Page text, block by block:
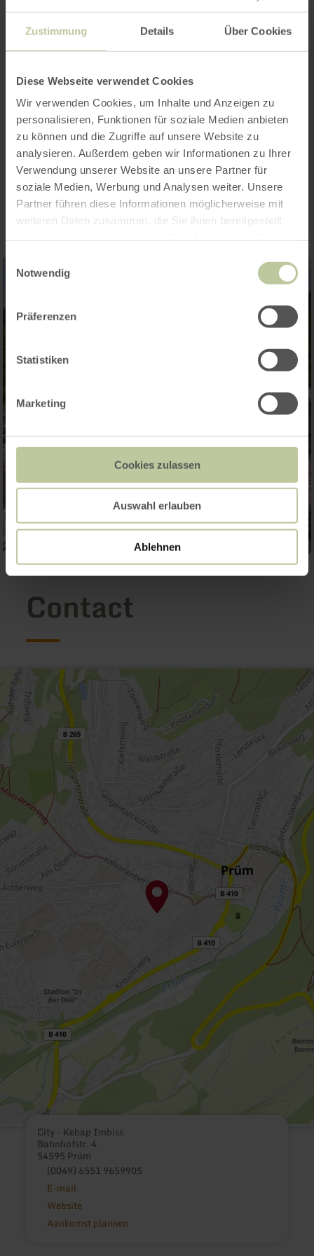
Zustimmung Details Über Cookies
Diese Webseite verwendet Cookies
Wir verwenden Cookies, um Inhalte und Anzeigen zu
personalisieren, Funktionen für soziale Medien anbieten
zu können und die Zugriffe auf unsere Website zu
analysieren. Außerdem geben wir Informationen zu Ihrer
Verwendung unserer Website an unsere Partner für
soziale Medien, Werbung und Analysen weiter. Unsere
Partner führen diese Informationen möglicherweise mit
weiteren Daten zusammen, die Sie ihnen bereitgestellt
Notwendig
Präferenzen
Statistiken
Marketing
Cookies zulassen
Auswahl erlauben
Ablehnen
Openingstijden
Categorieën
Impressies
Contact
City - Kebap Imbiss
Bahnhofstr. 4
54595 Prüm
(0049) 6551 9659905
E-mail
Website
Aankomst plannen